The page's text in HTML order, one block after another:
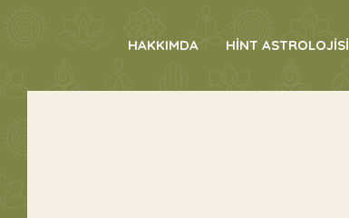
HAKKIMDA HİNT ASTROLOJİSİ